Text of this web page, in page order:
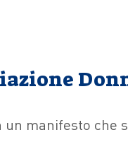
manifesto che